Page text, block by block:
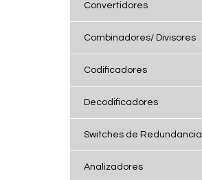
Convertidores
Combinadores/ Divisores
Codificadores
Decodificadores
Switches de Redundancia
Analizadores